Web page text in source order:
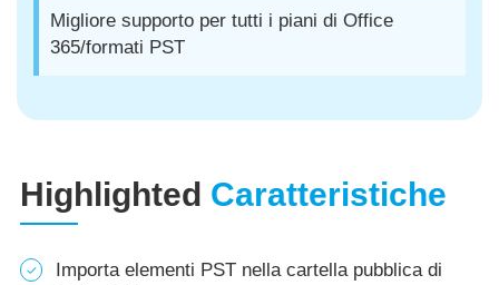
Migliore supporto per tutti i piani di Office
365/formati PST
Highlighted Caratteristiche
Importa elementi PST nella cartella pubblica di